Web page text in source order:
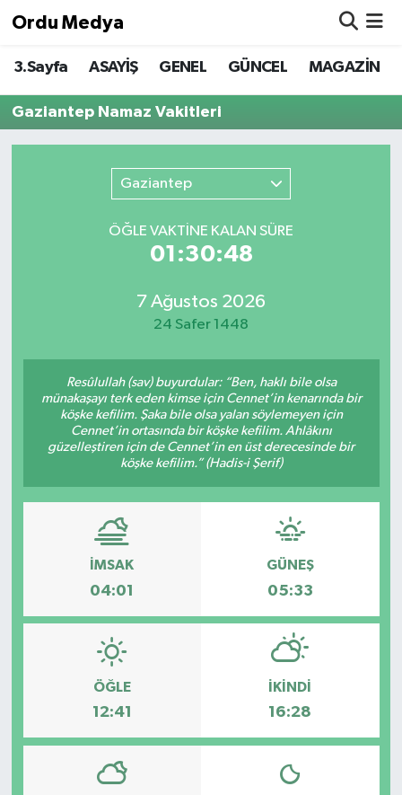
Ordu Medya
3.Sayfa ASAYİŞ GENEL GÜNCEL MAGAZİN
Gaziantep Namaz Vakitleri
Gaziantep
ÖĞLE VAKTİNE KALAN SÜRE
01:30:48
7 Ağustos 2026
24 Safer 1448
Resûlullah (sav) buyurdular: “Ben, haklı bile olsa
münakaşayı terk eden kimse için Cennet’in kenarında bir
köşke kefilim. Şaka bile olsa yalan söylemeyen için
Cennet’in ortasında bir köşke kefilim. Ahlâkını
güzelleştiren için de Cennet’in en üst derecesinde bir
köşke kefilim.” (Hadis-i Şerif)
İMSAK
04:01
GÜNEŞ
05:33
ÖĞLE
12:41
İKINDI
16:28
ASAYİŞ
Basketbol
GÜNCEL
GÜNDEM
OTOMOBİL
SAGLIK
SİYASET
Nöbetçi Eczaneler
Hava Durumu
Süper Lig Puan Durumu ve Fikstür
Tüm Manşetler
Haber Arşivi